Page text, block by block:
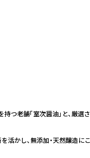
つ老舗「室次醤油」と、厳
活かし、無添加・天然醸造